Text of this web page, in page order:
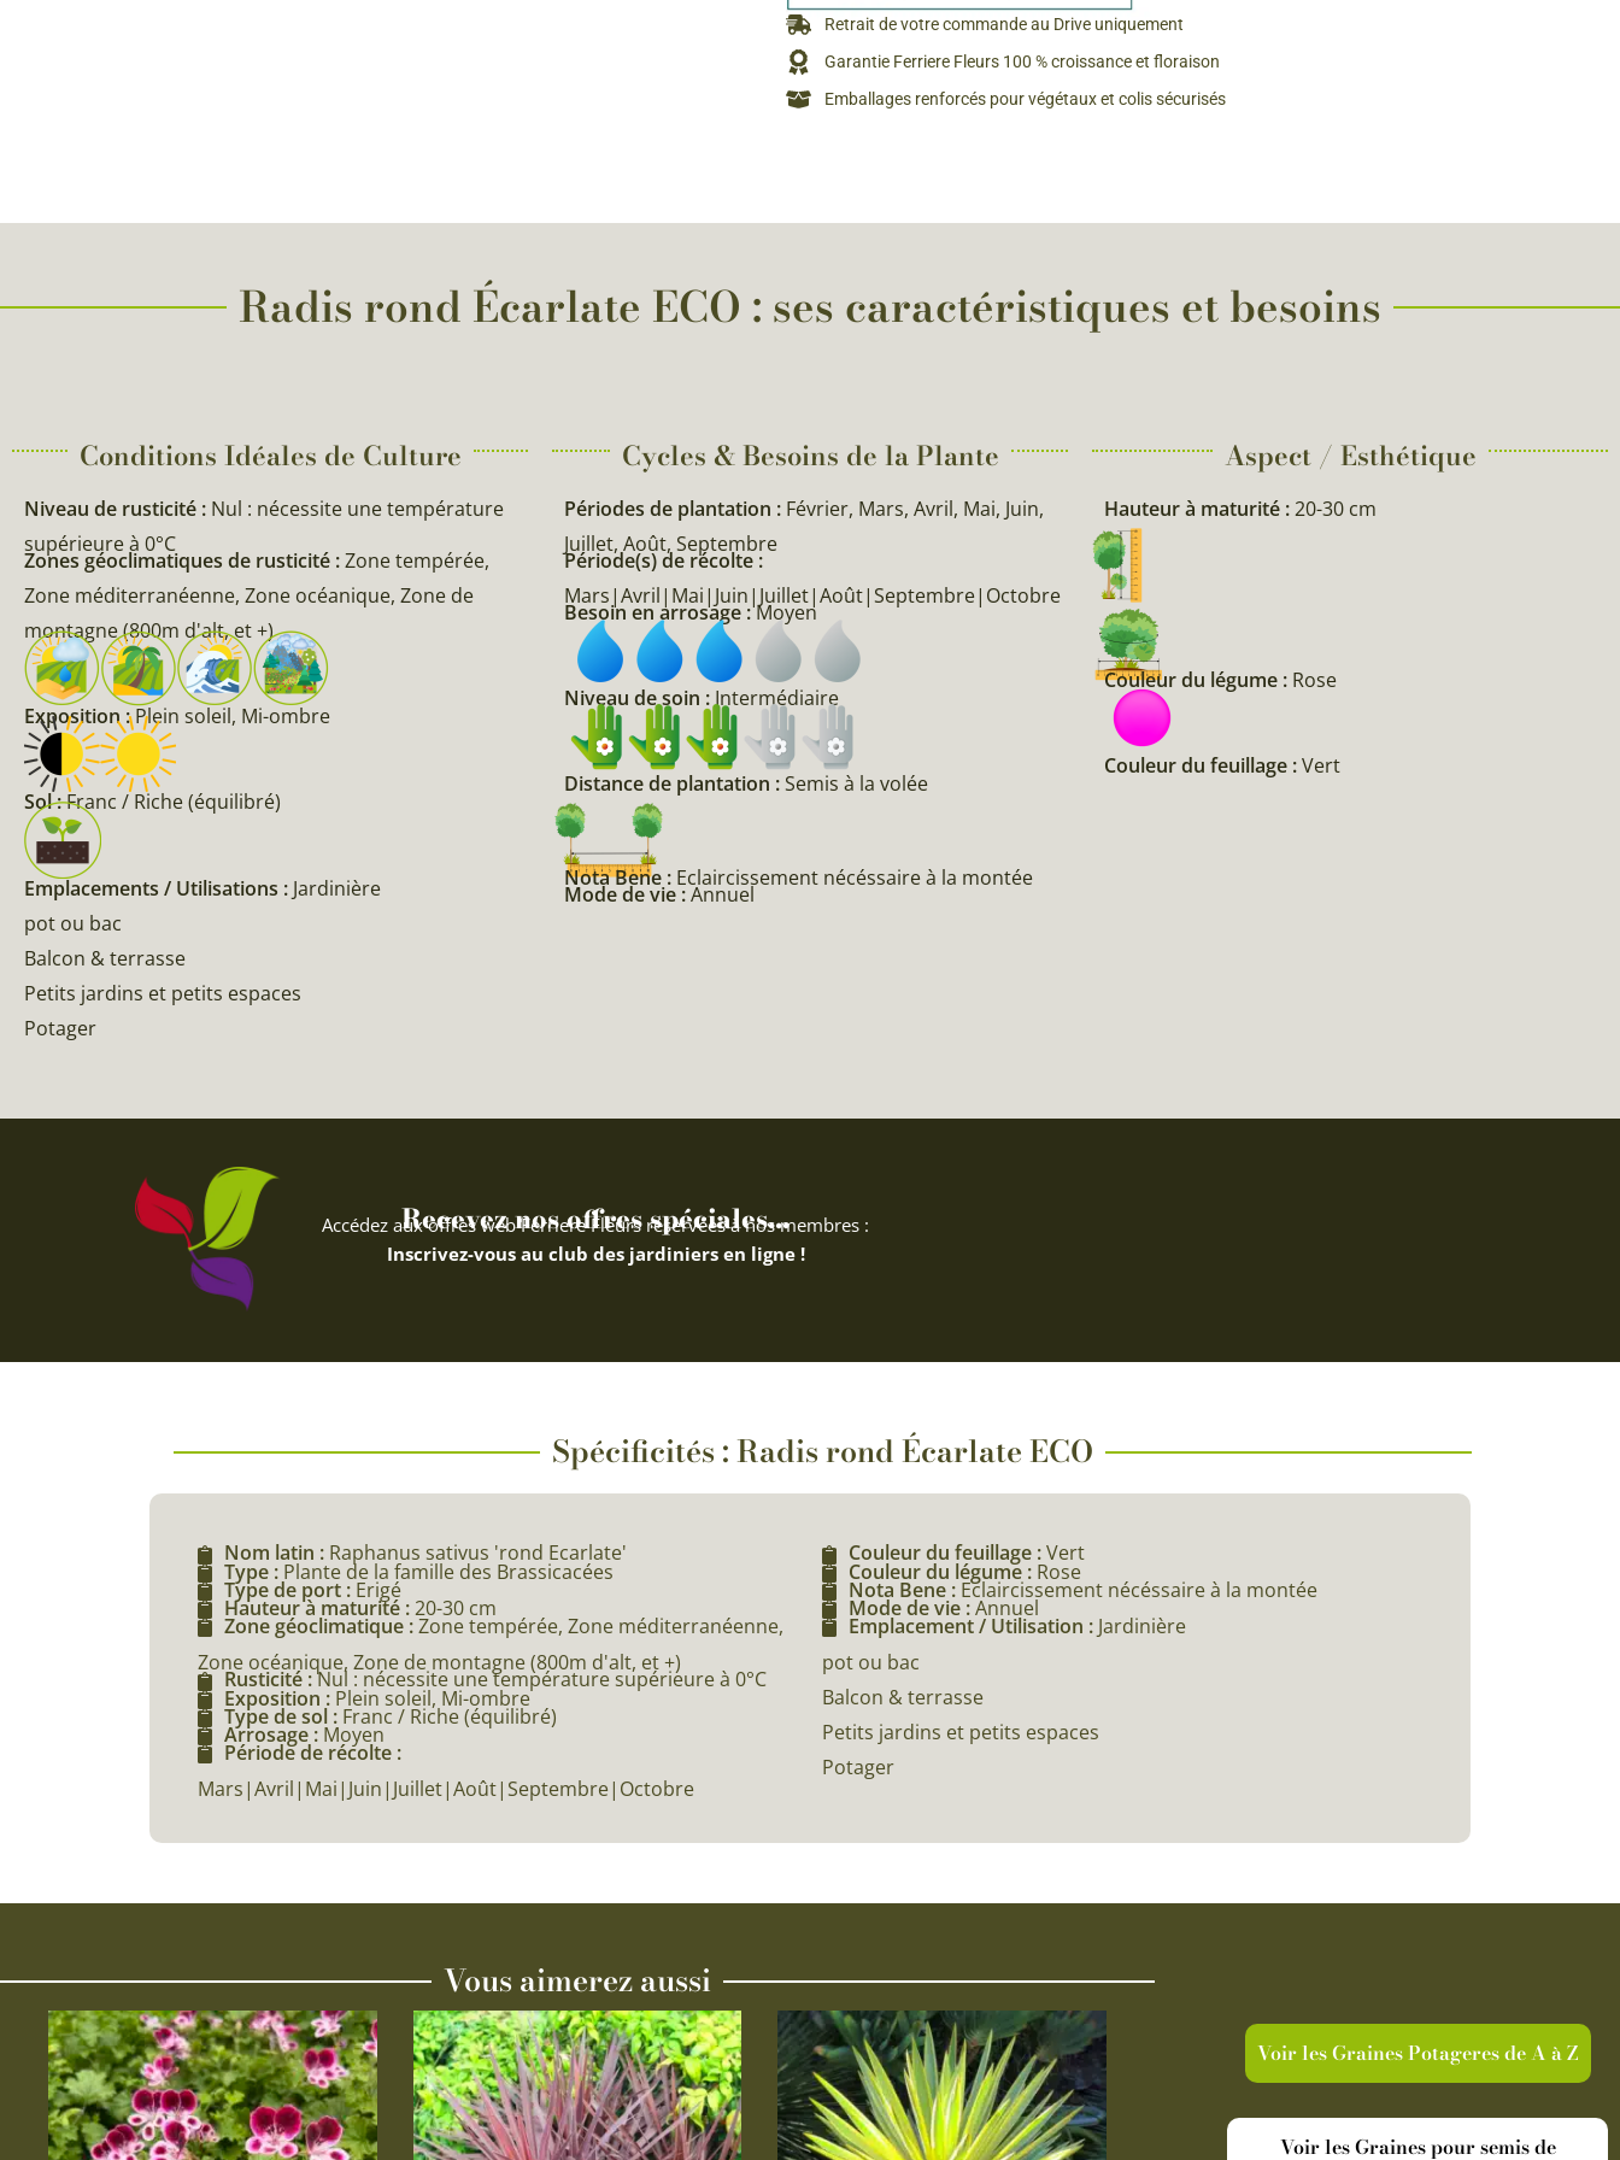
Semences & Graines Spéciales Fraîcheur
d’Antan
Bulbes de fleurs de A à Z
Retrait de votre commande au Drive uniquement
Garantie Ferriere Fleurs 100 % croissance et floraison
Emballages renforcés pour végétaux et colis sécurisés
Radis rond Écarlate ECO : ses caractéristiques et besoins
Conditions Idéales de Culture
Niveau de rusticité : Nul : nécessite une température
supérieure à 0°C
Zones géoclimatiques de rusticité :Zone tempérée,
Zone méditerranéenne, Zone océanique, Zone de
montagne (800m d'alt, et +)
Exposition :Plein soleil, Mi-ombre
Sol :Franc / Riche (équilibré)
Emplacements / Utilisations : Jardinière
pot ou bac
Balcon & terrasse
Petits jardins et petits espaces
Potager
Cycles & Besoins de la Plante​
Périodes de plantation : Février, Mars, Avril, Mai, Juin,
Juillet, Août, Septembre
Période(s) de récolte :
Mars|Avril|Mai|Juin|Juillet|Août|Septembre|Octobre
Besoin en arrosage :Moyen
Niveau de soin :Intermédiaire
Distance de plantation :Semis à la volée
Nota Bene : Eclaircissement nécéssaire à la montée
Mode de vie :Annuel
Aspect / Esthétique
Hauteur à maturité :20-30 cm
Couleur du légume : Rose
Couleur du feuillage :Vert
Recevez nos offres spéciales...
Accédez aux offres web Ferriere Fleurs réservées à nos membres :
Inscrivez-vous au club des jardiniers en ligne !
Spécificités : Radis rond Écarlate ECO
Nom latin : Raphanus sativus 'rond Ecarlate'
Type : Plante de la famille des Brassicacées
Type de port : Erigé
Hauteur à maturité :20-30 cm
Zone géoclimatique :Zone tempérée, Zone méditerranéenne,
Zone océanique, Zone de montagne (800m d'alt, et +)
Rusticité :Nul : nécessite une température supérieure à 0°C
Exposition : Plein soleil, Mi-ombre
Type de sol : Franc / Riche (équilibré)
Arrosage : Moyen
Période de récolte :
Mars|Avril|Mai|Juin|Juillet|Août|Septembre|Octobre
Couleur du feuillage :Vert
Couleur du légume : Rose
Nota Bene : Eclaircissement nécéssaire à la montée
Mode de vie :Annuel
Emplacement / Utilisation : Jardinière
pot ou bac
Balcon & terrasse
Petits jardins et petits espaces
Potager
Vous aimerez aussi
Ce
produit
a
plusieurs
Voir les Graines Potageres de A à Z
Voir les Graines pour semis de